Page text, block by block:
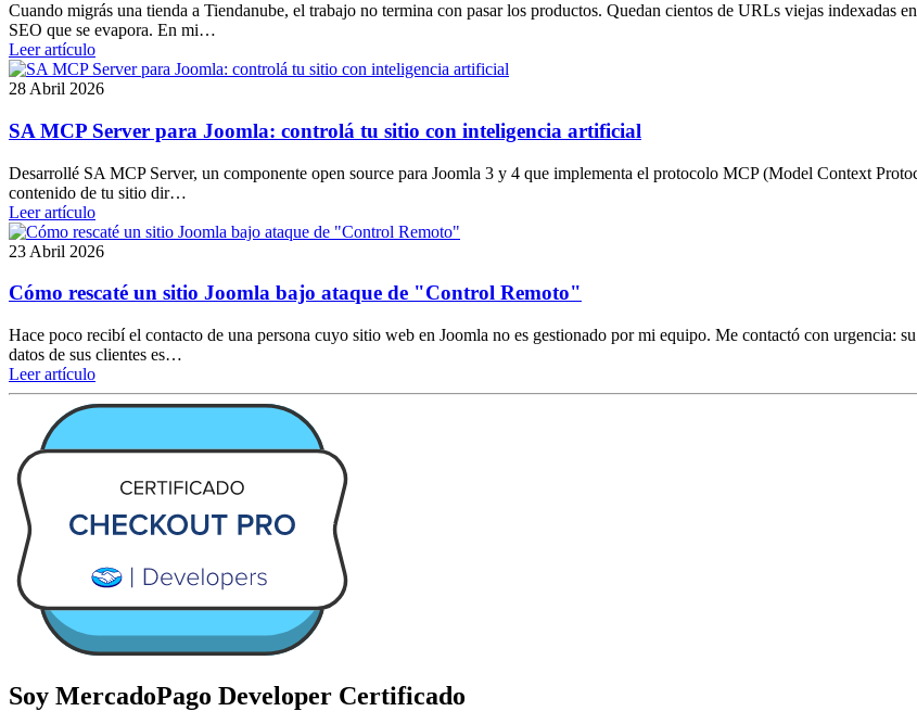
Cuando migrás una tienda a Tiendanube, el trabajo no termina con pasar los productos. Quedan cientos de URLs viejas indexadas
SEO que se evapora. En mi…
Leer artículo
28 Abril 2026
SA MCP Server para Joomla: controlá tu sitio con inteligencia artificial
Desarrollé SA MCP Server, un componente open source para Joomla 3 y 4 que implementa el protocolo MCP (Model Context
contenido de tu sitio dir…
Leer artículo
23 Abril 2026
Cómo rescaté un sitio Joomla bajo ataque de "Control Remoto"
Hace poco recibí el contacto de una persona cuyo sitio web en Joomla no es gestionado por mi equipo. Me contactó con urgencia:
datos de sus clientes es…
Leer artículo
Soy MercadoPago Developer Certificado